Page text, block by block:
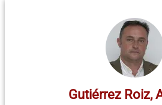
Gutiérrez Roiz,